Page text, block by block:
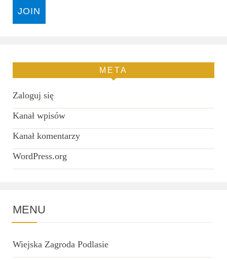
META
Zaloguj się
Kanał wpisów
Kanał komentarzy
WordPress.org
MENU
Wiejska Zagroda Podlasie